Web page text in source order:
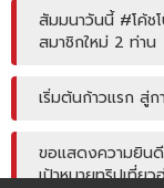
สัมมนาวันนี้ #โค้ชโบว์ เ
สมาชิกใหม่ 2 ท่าน
เริ่มต้นก้าวแรก สู่
ขอแสดงความยินดีกับ #โค้ชโบว์
เป้าหมายทริปเที่ย